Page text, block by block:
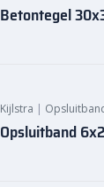
Betontegel
Kijlstra |
Opsluitband